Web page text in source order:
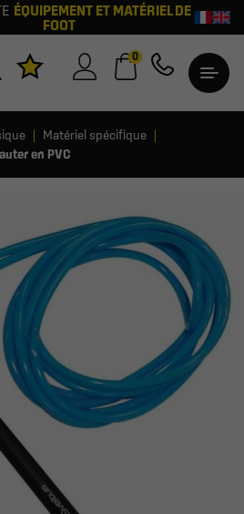
ÉQUIPEMENT ET MATÉRIEL DE
FOOT
0
Matériel spécifique
en PVC